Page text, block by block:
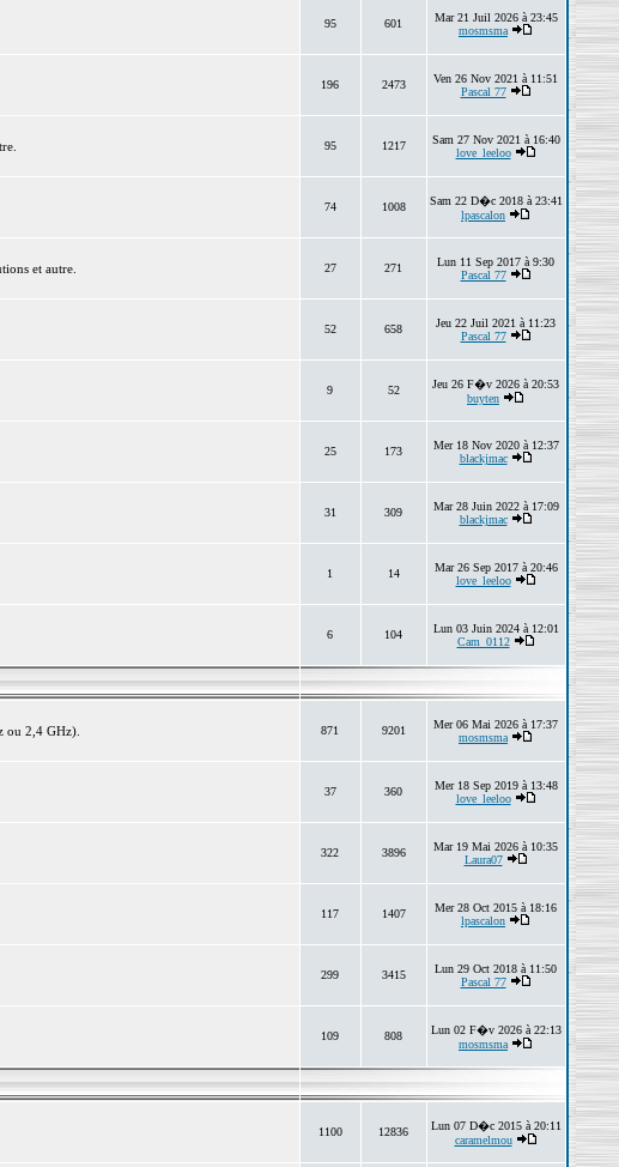
95 601
Mar 21 Juil 2026 à 23:45
mosmsma
196 2473
Ven 26 Nov 2021 à 11:51
Pascal 77
95 1217
Sam 27 Nov 2021 à 16:40
love_leeloo
74 1008
Sam 22 D�c 2018 à 23:41
lpascalon
et autre. 27 271
Lun 11 Sep 2017 à 9:30
Pascal 77
52 658
Jeu 22 Juil 2021 à 11:23
Pascal 77
9 52
Jeu 26 F�v 2026 à 20:53
buyten
25 173
Mer 18 Nov 2020 à 12:37
blackjmac
31 309
Mar 28 Juin 2022 à 17:09
blackjmac
1 14
Mar 26 Sep 2017 à 20:46
love_leeloo
6 104
Lun 03 Juin 2024 à 12:01
Cam_0112
ou 2,4 GHz). 871 9201
Mer 06 Mai 2026 à 17:37
mosmsma
37 360
Mer 18 Sep 2019 à 13:48
love_leeloo
322 3896
Mar 19 Mai 2026 à 10:35
Laura07
117 1407
Mer 28 Oct 2015 à 18:16
lpascalon
299 3415
Lun 29 Oct 2018 à 11:50
Pascal 77
109 808
Lun 02 F�v 2026 à 22:13
mosmsma
1100 12836
Lun 07 D�c 2015 à 20:11
caramelmou